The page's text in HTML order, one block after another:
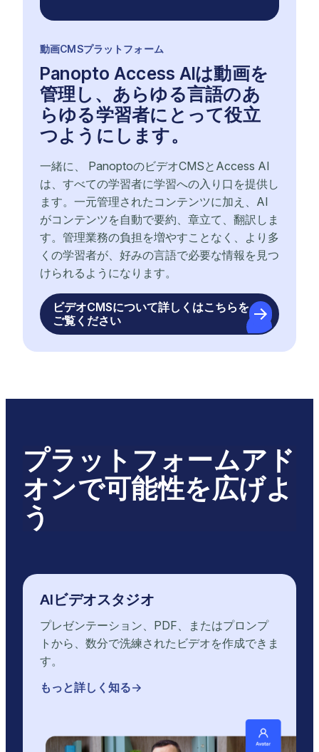
動画CMSプラットフォーム
Panopto Access AIは動画を
管理し、あらゆる言語のあ
らゆる学習者にとって役立
つようにします。
一緒に、 PanoptoのビデオCMSとAccess AI
は、すべての学習者に学習への入り口を提供し
ます。一元管理されたコンテンツに加え、AI
がコンテンツを自動で要約、章立て、翻訳しま
す。管理業務の負担を増やすことなく、より多
くの学習者が、好みの言語で必要な情報を見つ
けられるようになります。
ビデオCMSについて詳しくはこちらを
ご覧ください
プラットフォームアド
オンで可能性を広げよ
う
AIビデオスタジオ
プレゼンテーション、PDF、またはプロンプ
トから、数分で洗練されたビデオを作成できま
す。
もっと詳しく知る